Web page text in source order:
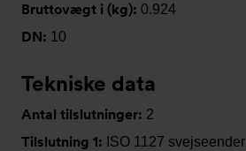
Bruttovægt i (kg): 0.924
DN: 10
Tekniske data
Antal tilslutninger: 2
Tilslutning 1: ISO 1127 svejseender